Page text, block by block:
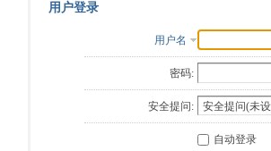
用户登录
用户名
密码:
安全提问:
自动登录